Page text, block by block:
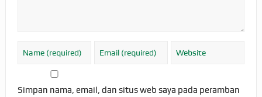
Simpan nama, email, dan situs web saya pada peramban